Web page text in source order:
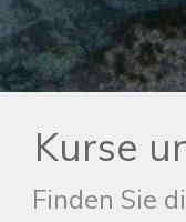
Kurse
Finden Sie